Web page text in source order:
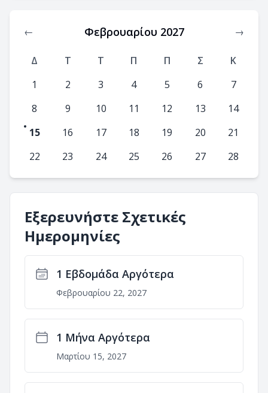
← Φεβρουαρίου 2027 →
Δ T Τ Π Π Σ
Κ
1
2 3 4 5 6
7
8
9 10 11 12 13
14
15
16 17 18 19 20
21
22
23 24 25 26 27 28
Εξερευνήστε Σχετικές
Ημερομηνίες
1 Εβδομάδα Αργότερα
Φεβρουαρίου 22, 2027
1 Μήνα Αργότερα
Μαρτίου 15, 2027